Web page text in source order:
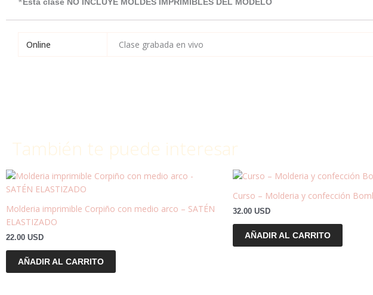
Esta clase NO INCLUYE MOLDES IMPRIMIBLES DEL MODELO
Online Clase grabada en vivo
También te puede interesar
Molderia imprimible Corpiño con medio arco – SATÉN
ELASTIZADO
22.00 USD
AÑADIR AL CARRITO
Curso – Molderia y confección
32.00 USD
AÑADIR AL CARRITO